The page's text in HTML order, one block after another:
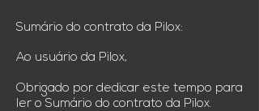
Sumário do contrato da Pilox:
Ao usuário da Pilox,
Obrigado por dedicar este tempo para
ler o Sumário do contrato da Pilox.